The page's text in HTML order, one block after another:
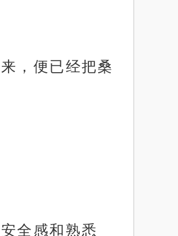
，便已经把桑
全感和熟悉